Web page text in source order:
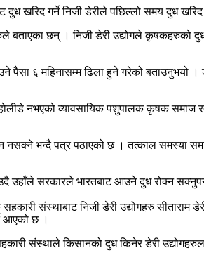
खरिद गर्ने निजी डेरीले पछिल्लो समय दुध
छन् । निजी डेरी उद्योगले कृषकहरुको
पैसा ६ महिनासम्म ढिला हुने गरेको
नभएको व्यावसायिक पशुपालक कृषक
भन्दै पत्र पठाएको छ । तत्काल समस्या
सरकारले भारतबाट आउने दुध रोक्न
संस्थाबाट निजी डेरी उद्योगहरु सीताराम
आएको छ ।
संस्थाले किसानको दुध किनेर डेरी